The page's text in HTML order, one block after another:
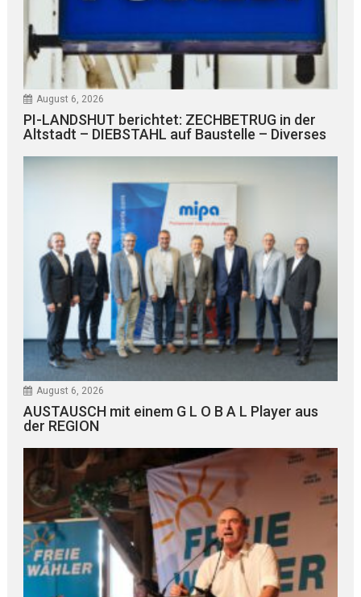
August 6, 2026
PI-LANDSHUT berichtet: ZECHBETRUG in der
Altstadt – DIEBSTAHL auf Baustelle – Diverses
August 6, 2026
AUSTAUSCH mit einem G L O B A L Player aus
der REGION